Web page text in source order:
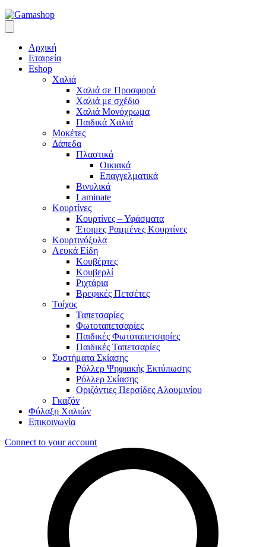
Αρχική
Εταιρεία
Eshop
Χαλιά
Χαλιά σε Προσφορά
Χαλιά με σχέδιο
Χαλιά Μονόχρωμα
Παιδικά Χαλιά
Μοκέτες
Δάπεδα
Πλαστικά
Οικιακά
Επαγγελματικά
Βινυλικά
Laminate
Κουρτίνες
Κουρτίνες – Υφάσματα
Έτοιμες Ραμμένες Κουρτίνες
Κουρτινόξυλα
Λευκά Είδη
Κουβέρτες
Κουβερλί
Ριχτάρια
Βρεφικές Πετσέτες
Τοίχος
Ταπετσαρίες
Φωτοταπετσαρίες
Παιδικές Φωτοταπετσαρίες
Παιδικές Ταπετσαρίες
Συστήματα Σκίασης
Ρόλλερ Ψηφιακής Εκτύπωσης
Ρόλλερ Σκίασης
Οριζόντιες Περσίδες Αλουμινίου
Γκαζόν
Φύλαξη Χαλιών
Επικοινωνία
Connect to your account